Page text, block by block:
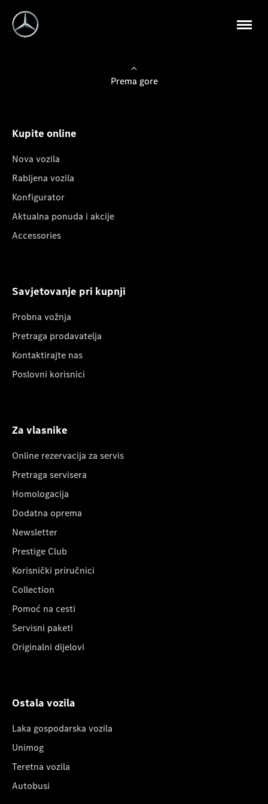
Prema gore
Kupite online
Nova vozila
Rabljena vozila
Konfigurator
Aktualna ponuda i akcije
Accessories
Savjetovanje pri kupnji
Probna vožnja
Pretraga prodavatelja
Kontaktirajte nas
Poslovni korisnici
Za vlasnike
Online rezervacija za servis
Pretraga servisera
Homologacija
Dodatna oprema
Newsletter
Prestige Club
Korisnički priručnici
Collection
Pomoć na cesti
Servisni paketi
Originalni dijelovi
Ostala vozila
Laka gospodarska vozila
Unimog
Teretna vozila
Autobusi